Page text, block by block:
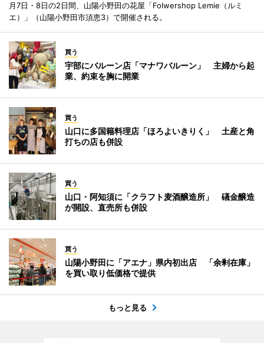
月7日・8日の2日間、山陽小野田の花屋「Folwershop Lemie（ルミ
エ）」（山陽小野田市須恵3）で開催される。
買う
宇部にバルーン店「マナワバルーン」 主婦から起
業、約束を胸に開業
買う
山口に多国籍料理店「ほろよいきりく」 土産と角
打ちの店も併設
買う
山口・阿知須に「クラフト麦酒醸造所」 礒金醸造
が開設、直売所も併設
買う
山陽小野田に「アエナ」県内初出店 「余剰在庫」
を買い取り低価格で提供
もっと見る